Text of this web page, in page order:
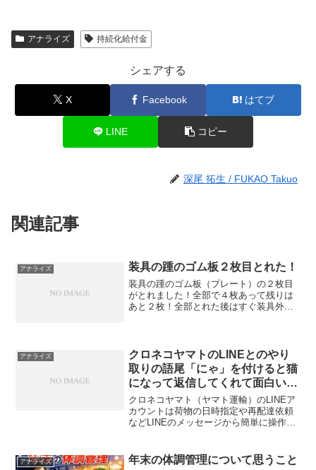
アナライズ 持続化給付金
シェアする
X Facebook はてブ
LINE コピー
深尾 拓生 / FUKAO Takuo
関連記事
アナライズ 装具の踵のゴム板２枚目とれた！
装具の踵のゴム板（プレート）の２枚目
がとれました！全部で４枚あって残りは
あと２枚！全部とれた後はすぐ装具外し
アナライズ
クロネコヤマトのLINEとのやり
取りの語尾「にゃ」を付けると猫
になって返信してくれて面白いに
ゃ♪
クロネコヤマト（ヤマト運輸）のLINEア
カウントは荷物の日時指定や再配達依頼
などLINEのメッセージから簡単に操作が
じ！メッセージを送る際の語尾に「に
ゃ」とつけて送ると...
アナライズ 年末の体調管理について思うこと